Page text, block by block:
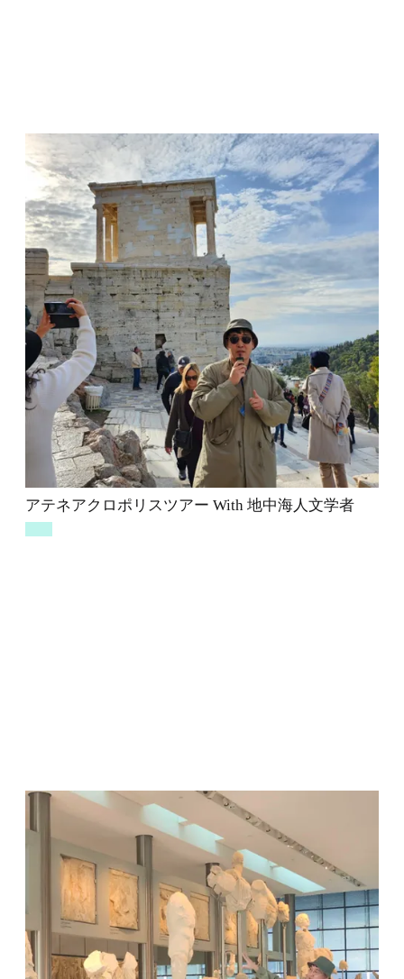
アテネアクロポリスツアー With 地中海人文学者